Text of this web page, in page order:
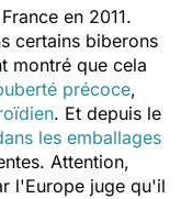
en 2011.
certains biberons
montré que cela
précoce,
. Et depuis le
les emballages
Attention,
l'Europe juge qu'il